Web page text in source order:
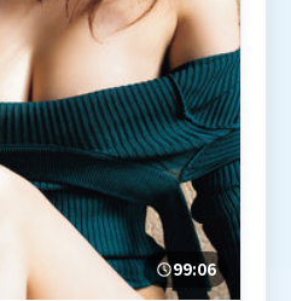
99:06